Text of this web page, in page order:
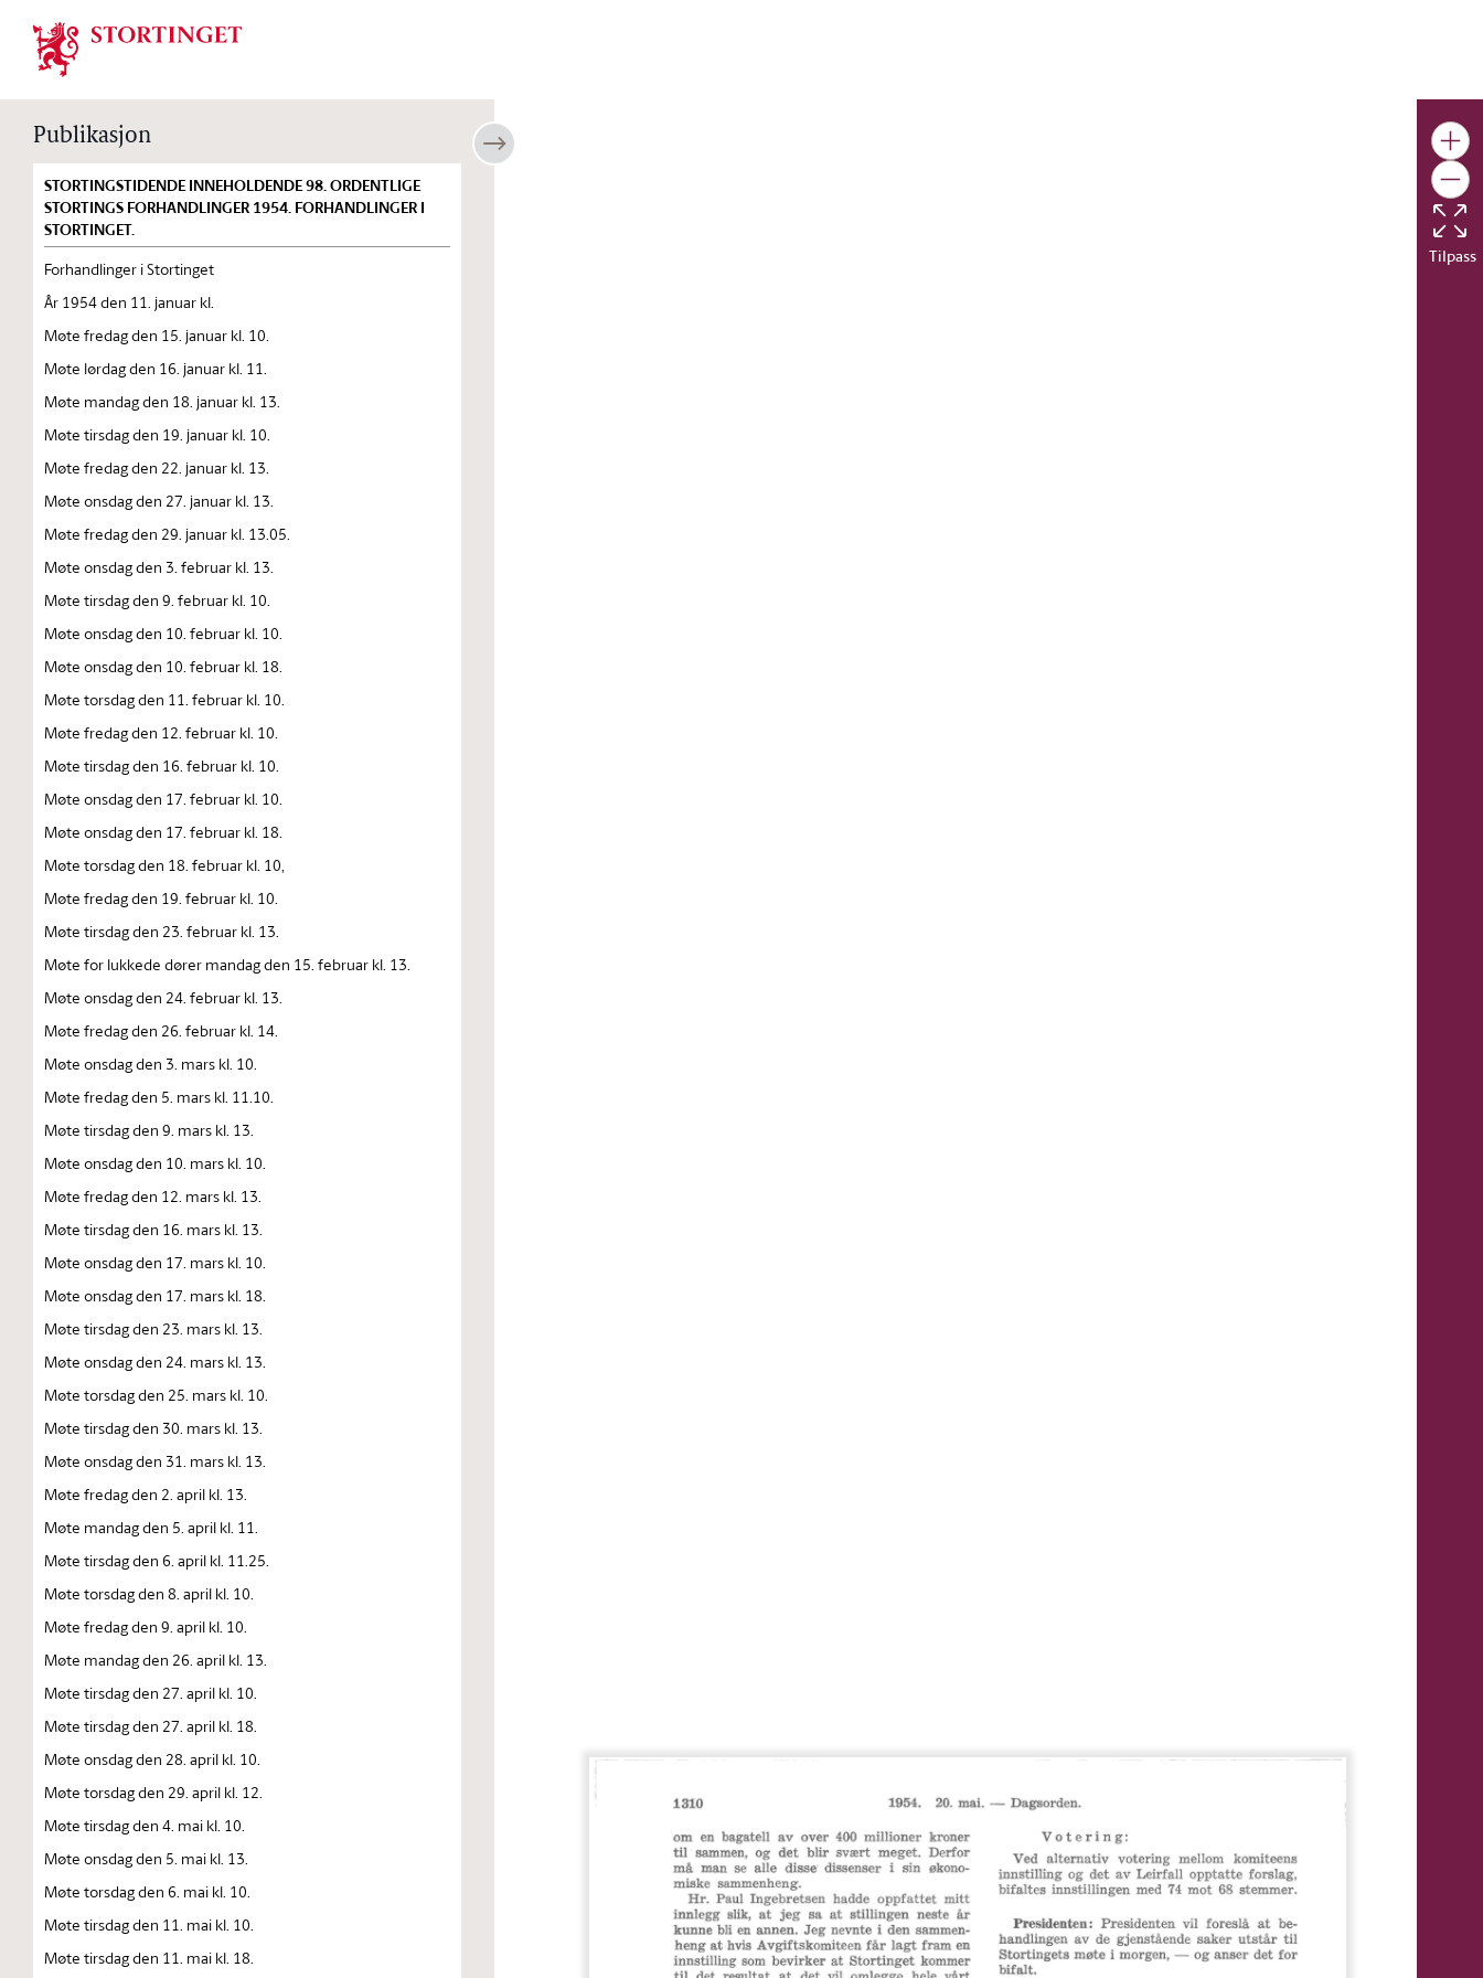
Stortinget.no
Publikasjon
STORTINGSTIDENDE INNEHOLDENDE 98. ORDENTLIGE
STORTINGS FORHANDLINGER 1954. FORHANDLINGER I
STORTINGET.
Forhandlinger i Stortinget
År 1954 den 11. januar kl.
Møte fredag den 15. januar kl. 10.
Møte lørdag den 16. januar kl. 11.
Møte mandag den 18. januar kl. 13.
Møte tirsdag den 19. januar kl. 10.
Møte fredag den 22. januar kl. 13.
Møte onsdag den 27. januar kl. 13.
Møte fredag den 29. januar kl. 13.05.
Møte onsdag den 3. februar kl. 13.
Møte tirsdag den 9. februar kl. 10.
Møte onsdag den 10. februar kl. 10.
Møte onsdag den 10. februar kl. 18.
Møte torsdag den 11. februar kl. 10.
Møte fredag den 12. februar kl. 10.
Møte tirsdag den 16. februar kl. 10.
Møte onsdag den 17. februar kl. 10.
Møte onsdag den 17. februar kl. 18.
Møte torsdag den 18. februar kl. 10,
Møte fredag den 19. februar kl. 10.
Møte tirsdag den 23. februar kl. 13.
Møte for lukkede dører mandag den 15. februar kl. 13.
Møte onsdag den 24. februar kl. 13.
Møte fredag den 26. februar kl. 14.
Møte onsdag den 3. mars kl. 10.
Møte fredag den 5. mars kl. 11.10.
Møte tirsdag den 9. mars kl. 13.
Møte onsdag den 10. mars kl. 10.
Møte fredag den 12. mars kl. 13.
Møte tirsdag den 16. mars kl. 13.
Møte onsdag den 17. mars kl. 10.
Møte onsdag den 17. mars kl. 18.
Møte tirsdag den 23. mars kl. 13.
Møte onsdag den 24. mars kl. 13.
Møte torsdag den 25. mars kl. 10.
Møte tirsdag den 30. mars kl. 13.
Møte onsdag den 31. mars kl. 13.
Møte fredag den 2. april kl. 13.
Møte mandag den 5. april kl. 11.
Møte tirsdag den 6. april kl. 11.25.
Møte torsdag den 8. april kl. 10.
Møte fredag den 9. april kl. 10.
Møte mandag den 26. april kl. 13.
Møte tirsdag den 27. april kl. 10.
Møte tirsdag den 27. april kl. 18.
Møte onsdag den 28. april kl. 10.
Møte torsdag den 29. april kl. 12.
Møte tirsdag den 4. mai kl. 10.
Møte onsdag den 5. mai kl. 13.
Møte torsdag den 6. mai kl. 10.
Møte tirsdag den 11. mai kl. 10.
Møte tirsdag den 11. mai kl. 18.